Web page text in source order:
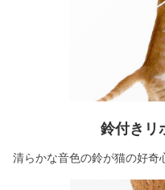
鈴付きリ
清らかな音色の鈴が猫の好奇